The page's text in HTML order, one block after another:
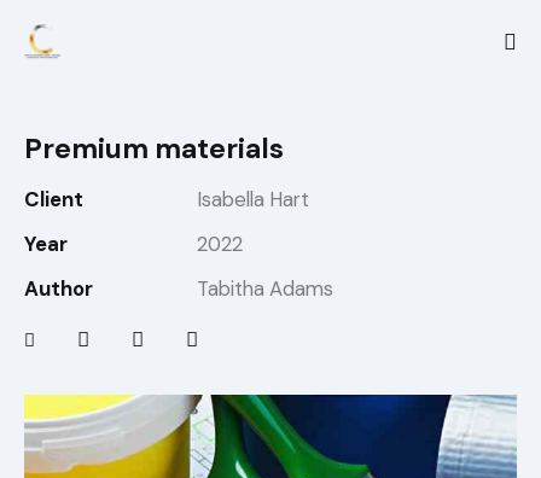
Premium materials
Client
Isabella Hart
Year
2022
Author
Tabitha Adams